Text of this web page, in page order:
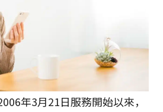
年3月21日服務開始以來，